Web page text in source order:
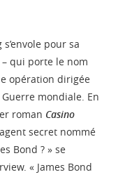
s’envole pour sa
– qui porte le nom
opération dirigée
mondiale. En
roman Casino
secret nommé
Bond ? » se
« James Bond